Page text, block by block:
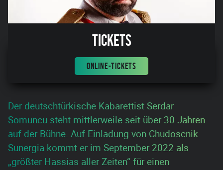
Tickets
ONLINE-TICKETS
Der deutschtürkische Kabarettist Serdar
Somuncu steht mittlerweile seit über 30 Jahren
auf der Bühne. Auf Einladung von Chudoscnik
Sunergia kommt er im September 2022 als
„größter Hassias aller Zeiten“ für einen